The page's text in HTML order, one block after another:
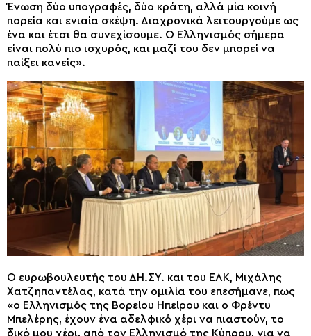
Ένωση δύο υπογραφές, δύο κράτη, αλλά μία κοινή
πορεία και ενιαία σκέψη. Διαχρονικά λειτουργούμε ως
ένα και έτσι θα συνεχίσουμε. Ο Ελληνισμός σήμερα
είναι πολύ πιο ισχυρός, και μαζί του δεν μπορεί να
παίξει κανείς».
Ο ευρωβουλευτής του ΔΗ.ΣΥ. και του ΕΛΚ, Μιχάλης
Χατζηπαντέλας, κατά την ομιλία του επεσήμανε, πως
«ο Ελληνισμός της Βορείου Ηπείρου και ο Φρέντυ
Μπελέρης, έχουν ένα αδελφικό χέρι να πιαστούν, το
δικό μου χέρι, από τον Ελληνισμό της Κύπρου, για να